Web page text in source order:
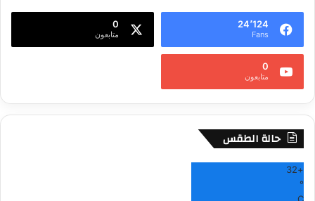
ي
24٬124
Fans
0
متابعون
0
متابعون
حالة الطقس
+
32
°